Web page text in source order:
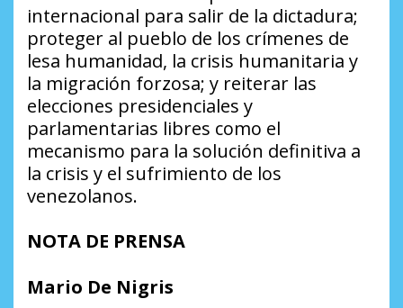
internacional para salir de la dictadura;
proteger al pueblo de los crímenes de
lesa humanidad, la crisis humanitaria y
la migración forzosa; y reiterar las
elecciones presidenciales y
parlamentarias libres como el
mecanismo para la solución definitiva a
la crisis y el sufrimiento de los
venezolanos.
NOTA DE PRENSA
Mario De Nigris